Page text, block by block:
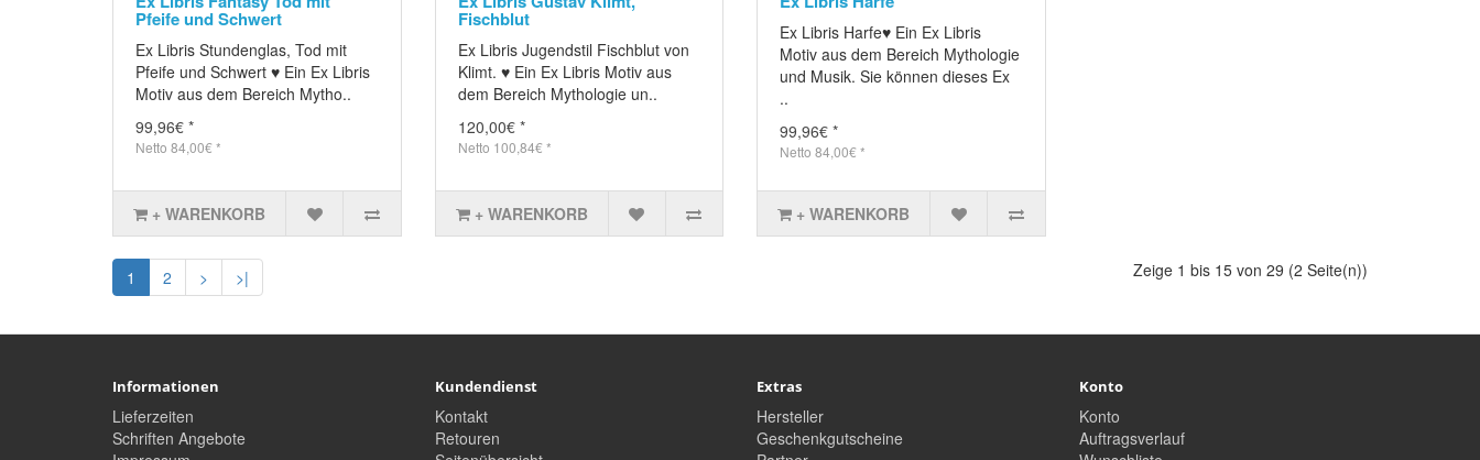
Pfeife und Schwert
Ex Libris Stundenglas, Tod mit
Pfeife und Schwert ♥ Ein Ex Libris
Motiv aus dem Bereich Mytho..
99,96€ *
Netto 84,00€ *
+ WARENKORB
Fischblut
Ex Libris Jugendstil Fischblut von
Klimt. ♥ Ein Ex Libris Motiv aus
dem Bereich Mythologie un..
120,00€ *
Netto 100,84€ *
+ WARENKORB
Ex Libris Harfe♥ Ein Ex Libris
Motiv aus dem Bereich Mythologie
und Musik. Sie können dieses Ex
..
99,96€ *
Netto 84,00€ *
+ WARENKORB
1 2 > >| Zeige 1 bis 15 von 29 (2 Seite(n))
Informationen
Lieferzeiten
Schriften Angebote
Kundendienst
Kontakt
Retouren
Extras
Hersteller
Geschenkgutscheine
Konto
Konto
Auftragsverlauf